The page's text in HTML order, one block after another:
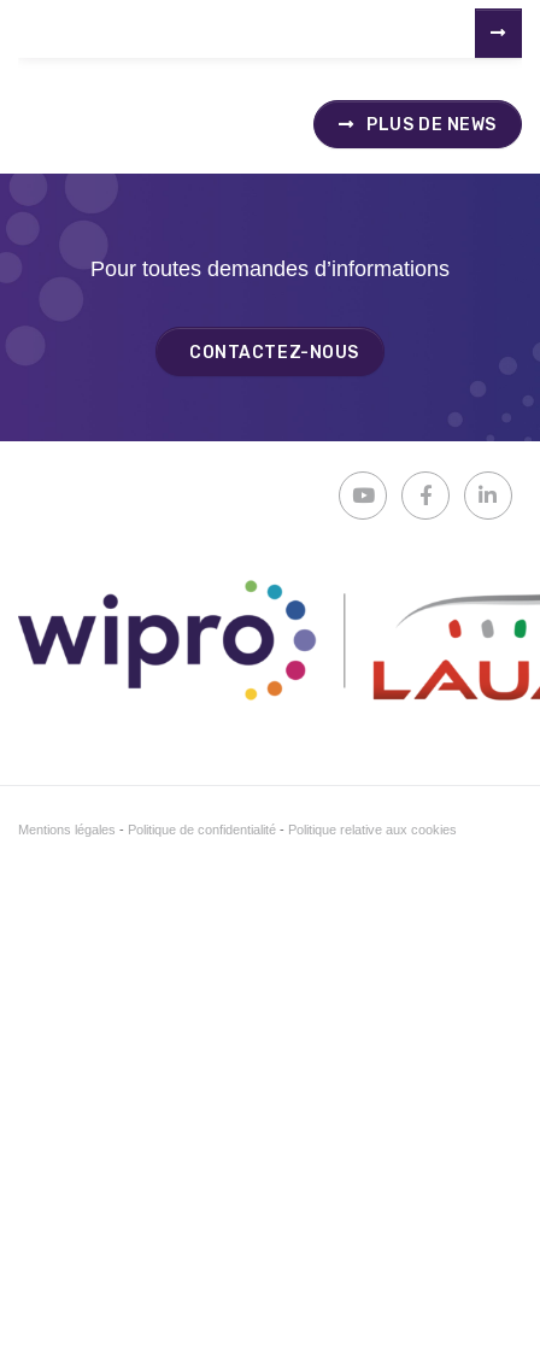
PLUS DE NEWS
Pour toutes demandes d’informations
CONTACTEZ-NOUS
Mentions légales Politique de confidentialité Politique relative aux cookies